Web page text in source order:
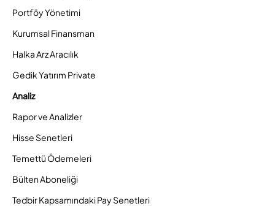
Portföy Yönetimi
Kurumsal Finansman
Halka Arz Aracılık
Gedik Yatırım Private
Analiz
Rapor ve Analizler
Hisse Senetleri
Temettü Ödemeleri
Bülten Aboneliği
Tedbir Kapsamındaki Pay Senetleri